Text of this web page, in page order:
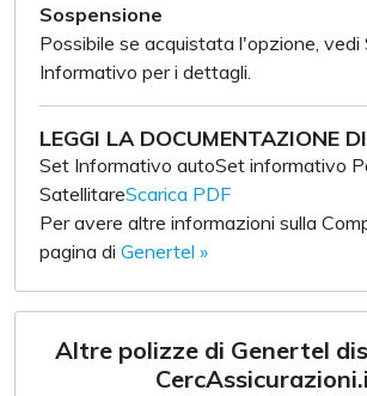
Sospensione
Possibile se acquistata l'opzione, vedi
Informativo per i dettagli.
LEGGI LA DOCUMENTAZIONE
Set Informativo autoSet informativo
SatellitareScarica PDF
Per avere altre informazioni sulla
pagina di Genertel »
Altre polizze di Genertel